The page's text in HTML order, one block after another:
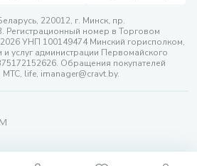
220012, г. Минск, пр.
Регистрационный номер в Торговом
УНП 100149474 Минский горисполком,
услуг администрации Первомайского
Обращения покупателей
life, imanager@cravt.by.